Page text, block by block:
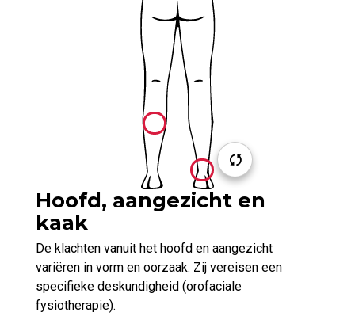
Hoofd, aangezicht en
kaak
De klachten vanuit het hoofd en aangezicht
variëren in vorm en oorzaak. Zij vereisen een
specifieke deskundigheid (orofaciale
fysiotherapie).